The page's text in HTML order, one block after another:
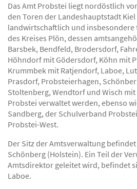
Das Amt Probstei liegt nordöstlich vor
den Toren der Landeshauptstadt
landwirtschaftlich und
des Kreises Plön, dessen
Barsbek, Bendfeld, Brodersdorf,
Höhndorf mit Gödersdorf, Köhn mit
Krummbek mit Ratjendorf, Laboe,
Prasdorf, Probsteierhagen,
Stoltenberg, Wendtorf und Wisch
Probstei verwaltet werden, ebenso
Sandberg, der Schulverband
Probstei-West.
Der Sitz der Amtsverwaltung
Schönberg (Holstein). Ein Teil der
Amtsdirektor geleitet wird, befindet
Laboe.